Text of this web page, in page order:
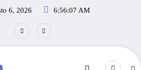
6, 2026 6:56:07 AM